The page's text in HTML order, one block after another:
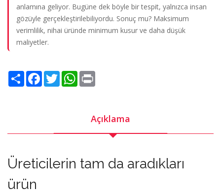
anlamına geliyor. Bugüne dek böyle bir tespit, yalnızca insan
gözüyle gerçekleştirilebiliyordu. Sonuç mu? Maksimum
verimlilik, nihai üründe minimum kusur ve daha düşük
maliyetler.
Share Facebook
TwitterWhatsApp
Açıklama
Üreticilerin tam da aradıkları
ürün